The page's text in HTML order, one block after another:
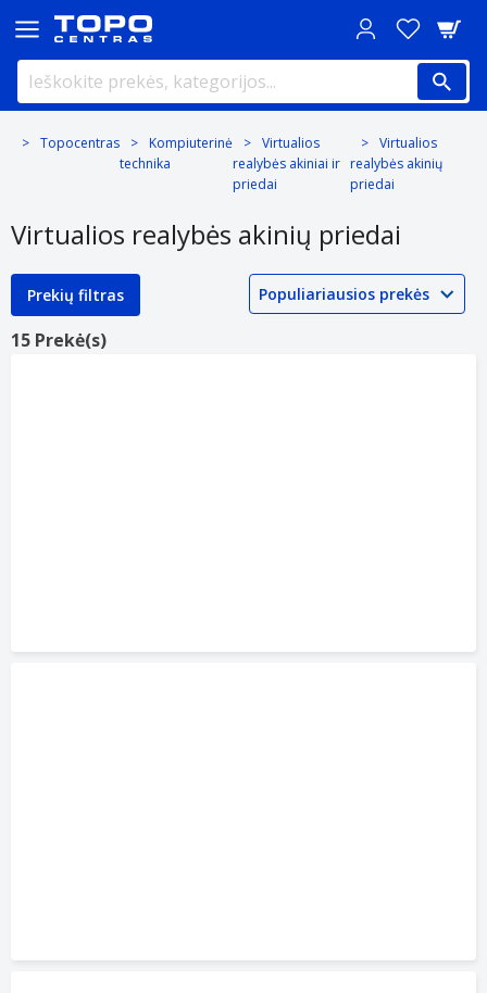
Topocentras
Kompiuterinė
technika
Virtualios
realybės akiniai ir
priedai
Virtualios
realybės akinių
priedai
Virtualios realybės akinių priedai
Prekių filtras
15 Prekė(s)